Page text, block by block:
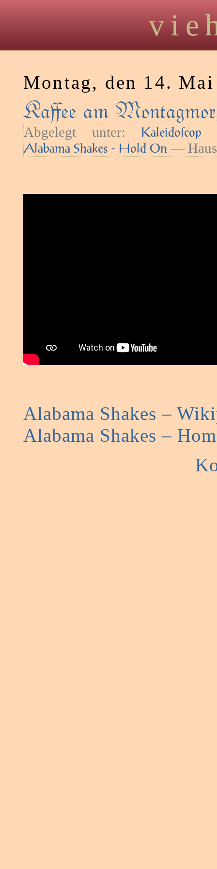
Montag, den 14.
Kaﬀee am
Abgelegt unter: Kaleidoſcop
Alabama Shakes - Hold On —
Alabama Shakes –
Alabama Shakes –